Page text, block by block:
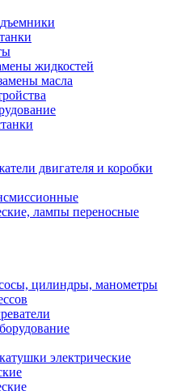
жидкостей
масла
двигателя и коробки
лампы переносные
цилиндры, манометры
электрические